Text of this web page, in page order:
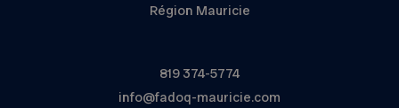
Région Mauricie
819 374-5774
info@fadoq-mauricie.com